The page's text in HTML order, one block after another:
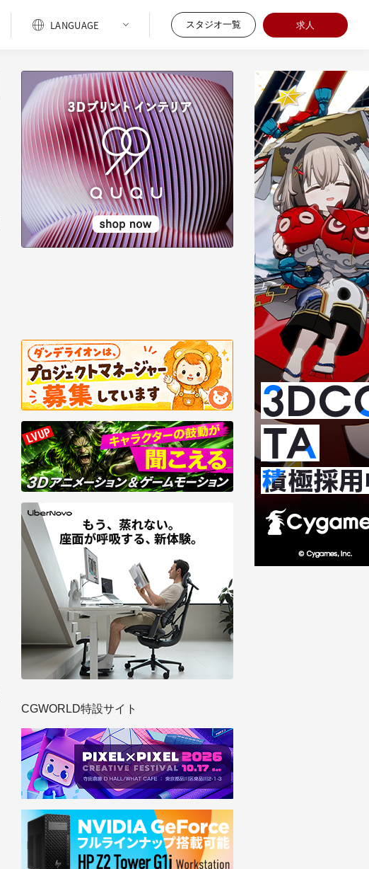
スタジオ一覧 求人
CGWORLD特設サイト